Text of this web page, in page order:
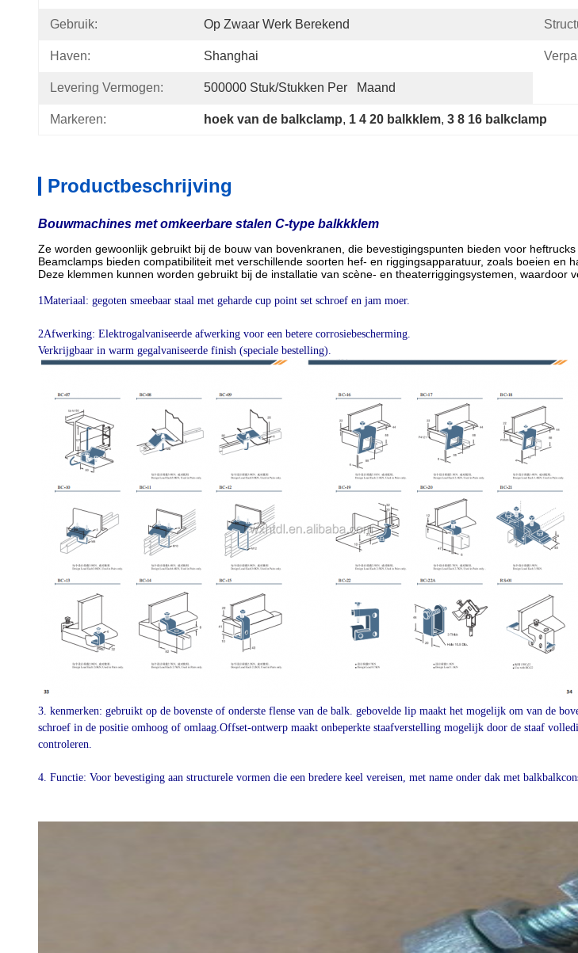
Gebruik: Op Zwaar Werk Berekend
Haven: Shanghai
Levering Vermogen: 500000 Stuk/Stukken Per   Maand
Markeren: hoek van de balkclamp, 1 4 20 balkklem, 3 8 16 balkclamp
Productbeschrijving
Bouwmachines met omkeerbare stalen C-type balkkklem
Ze worden gewoonlijk gebruikt bij de bouw van bovenkranen, die bevestigingspunten bieden voor heftrucks
Beamclamps bieden compatibiliteit met verschillende soorten hef- en riggingsapparatuur, zoals boeien en
Deze klemmen kunnen worden gebruikt bij de installatie van scène- en theaterriggingsystemen, waardoor
1Materiaal: gegoten smeebaar staal met geharde cup point set schroef en jam moer.
2Afwerking: Elektrogalvaniseerde afwerking voor een betere corrosiebescherming.
Verkrijgbaar in warm gegalvaniseerde finish (speciale bestelling).
3. kenmerken: gebruikt op de bovenste of onderste flense van de balk. gebovelde lip maakt het mogelijk om van de
schroef in de positie omhoog of omlaag.Offset-ontwerp maakt onbeperkte staafverstelling mogelijk door de staaf
controleren.
4. Functie: Voor bevestiging aan structurele vormen die een bredere keel vereisen, met name onder dak met